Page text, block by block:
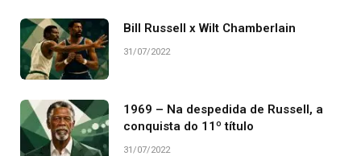
Bill Russell x Wilt Chamberlain
31/07/2022
1969 – Na despedida de Russell, a
conquista do 11º título
31/07/2022